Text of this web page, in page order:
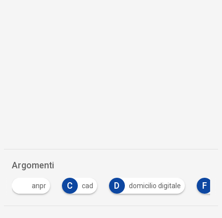
Argomenti
cad D domicilio digitale F forumpa